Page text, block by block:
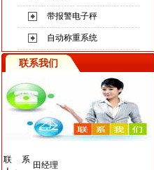
带报警电子秤
自动称重系统
联系我们
联系
田经理